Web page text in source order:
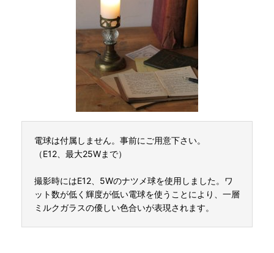
電球は付属しません。事前にご用意下さい。
（E12、最大25Wまで）
撮影時にはE12、5Wのナツメ球を使用しました。ワ
ット数が低く輝度が低い電球を使うことにより、一層
ミルクガラスの優しい色合いが表現されます。